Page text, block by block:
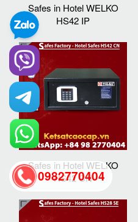
Safes in Hotel WELKO
HS42 IP
Safes in Hotel WELKO
HS42 CN
0982770404